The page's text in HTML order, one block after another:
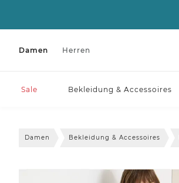
Damen Herren
Sale Bekleidung & Accessoires
Damen Bekleidung & Accessoires